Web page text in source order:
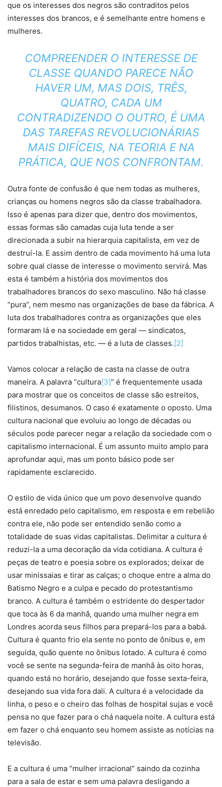
que os interesses dos negros são contraditos pelos
interesses dos brancos, e é semelhante entre homens e
mulheres.
COMPREENDER O INTERESSE DE
CLASSE QUANDO PARECE NÃO
HAVER UM, MAS DOIS, TRÊS,
QUATRO, CADA UM
CONTRADIZENDO O OUTRO, É UMA
DAS TAREFAS REVOLUCIONÁRIAS
MAIS DIFÍCEIS, NA TEORIA E NA
PRÁTICA, QUE NOS CONFRONTAM.
Outra fonte de confusão é que nem todas as mulheres,
crianças ou homens negros são da classe trabalhadora.
Isso é apenas para dizer que, dentro dos movimentos,
essas formas são camadas cuja luta tende a ser
direcionada a subir na hierarquia capitalista, em vez de
destruí-la. E assim dentro de cada movimento há uma luta
sobre qual classe de interesse o movimento servirá. Mas
esta é também a história dos movimentos dos
trabalhadores brancos do sexo masculino. Não há classe
“pura”, nem mesmo nas organizações de base da fábrica. A
luta dos trabalhadores contra as organizações que eles
formaram lá e na sociedade em geral — sindicatos,
partidos trabalhistas, etc. — é a luta de classes. [2]
Vamos colocar a relação de casta na classe de outra
maneira. A palavra “cultura[3]” é frequentemente usada
para mostrar que os conceitos de classe são estreitos,
filistinos, desumanos. O caso é exatamente o oposto. Uma
cultura nacional que evoluiu ao longo de décadas ou
séculos pode parecer negar a relação da sociedade com o
capitalismo internacional. É um assunto muito amplo para
aprofundar aqui, mas um ponto básico pode ser
rapidamente esclarecido.
O estilo de vida único que um povo desenvolve quando
está enredado pelo capitalismo, em resposta e em rebelião
contra ele, não pode ser entendido senão como a
totalidade de suas vidas capitalistas. Delimitar a cultura é
reduzi-la a uma decoração da vida cotidiana. A cultura é
peças de teatro e poesia sobre os explorados; deixar de
usar minissaias e tirar as calças; o choque entre a alma do
Batismo Negro e a culpa e pecado do protestantismo
branco. A cultura é também o estridente do despertador
que toca às 6 da manhã, quando uma mulher negra em
Londres acorda seus filhos para prepará-los para a babá.
Cultura é quanto frio ela sente no ponto de ônibus e, em
seguida, quão quente no ônibus lotado. A cultura é como
você se sente na segunda-feira de manhã às oito horas,
quando está no horário, desejando que fosse sexta-feira,
desejando sua vida fora dali. A cultura é a velocidade da
linha, o peso e o cheiro das folhas de hospital sujas e você
pensa no que fazer para o chá naquela noite. A cultura está
em fazer o chá enquanto seu homem assiste as notícias na
televisão.
E a cultura é uma “mulher irracional” saindo da cozinha
para a sala de estar e sem uma palavra desligando a